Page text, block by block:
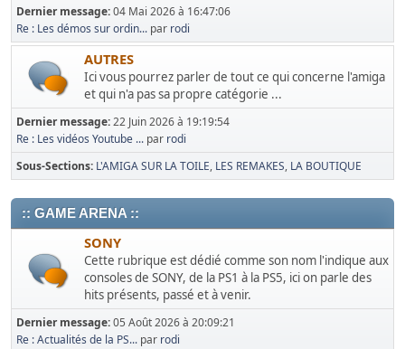
Dernier message:04 Mai 2026 à 16:47:06
Re : Les démos sur ordin... par rodi
AUTRES
Ici vous pourrez parler de tout ce qui concerne l'amiga
et qui n'a pas sa propre catégorie ...
Dernier message:22 Juin 2026 à 19:19:54
Re : Les vidéos Youtube ... par rodi
Sous-Sections L'AMIGA SUR LA TOILE LES REMAKES LA BOUTIQUE
:: GAME ARENA ::
SONY
Cette rubrique est dédié comme son nom l'indique aux
consoles de SONY, de la PS1 à la PS5, ici on parle des
hits présents, passé et à venir.
Dernier message:05 Août 2026 à 20:09:21
Re : Actualités de la PS... par rodi